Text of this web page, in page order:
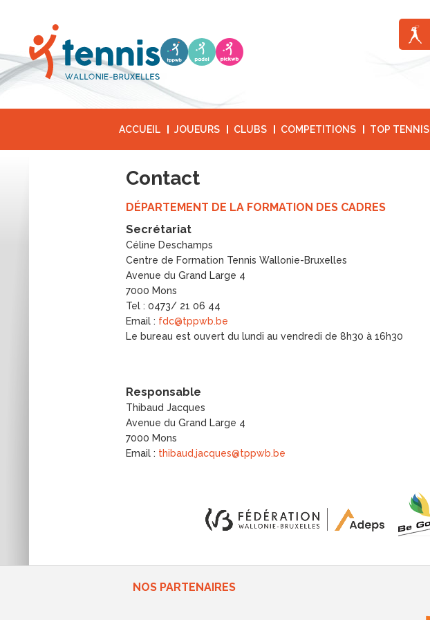
ACCUEIL JOUEURS CLUBS COMPETITIONS TOP TENNIS
Contact
DÉPARTEMENT DE LA FORMATION DES CADRES
Secrétariat
Céline Deschamps
Centre de Formation Tennis Wallonie-Bruxelles
Avenue du Grand Large 4
7000 Mons
Tel : 0473/ 21 06 44
Email : fdc@tppwb.be
Le bureau est ouvert du lundi au vendredi de 8h30 à 16h30
Responsable
Thibaud Jacques
Avenue du Grand Large 4
7000 Mons
Email : thibaud.jacques@tppwb.be
NOS PARTENAIRES